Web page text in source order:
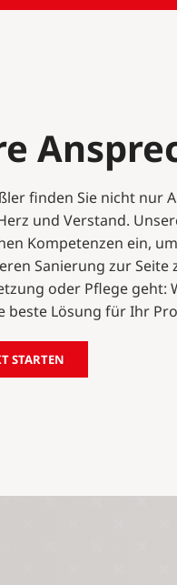
finden Sie nicht nur
und Verstand.
Kompetenzen ein,
Sanierung zur Seite
oder Pflege
beste Lösung für Ihr
STARTEN